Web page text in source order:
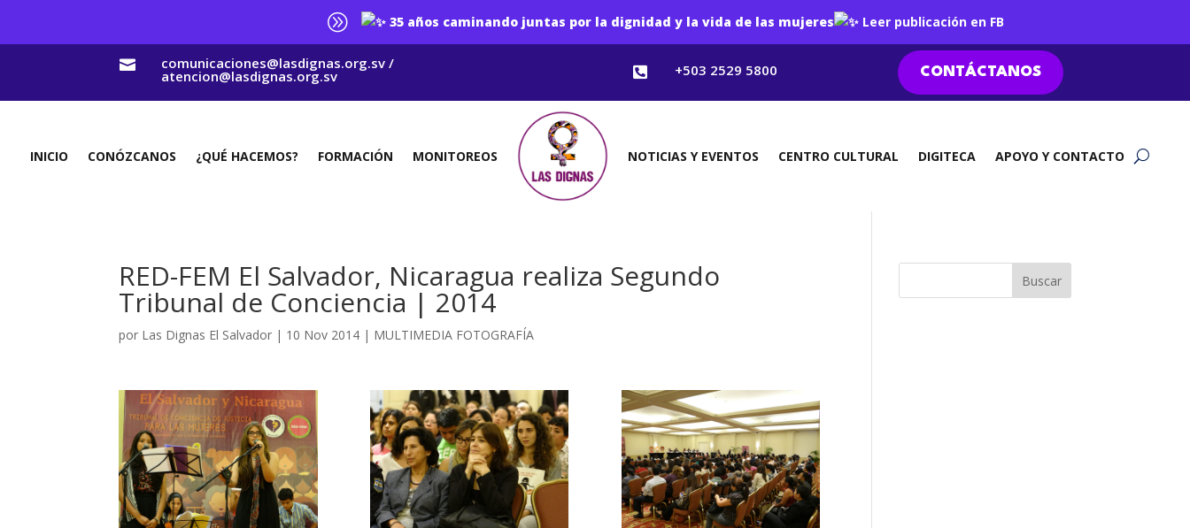
A 35 años caminando juntas por la dignidad y la vida de las mujeres Leer publicación en FB
 comunicaciones@lasdignas.org.sv /
atencion@lasdignas.org.sv  +503 2529 5800 CONTÁCTANOS
INICIO CONÓZCANOS ¿QUÉ HACEMOS? FORMACIÓN MONITOREOS NOTICIAS Y EVENTOS CENTRO CULTURAL DIGITECA APOYO Y CONTACTO
RED-FEM El Salvador, Nicaragua realiza Segundo
Tribunal de Conciencia | 2014
por Las Dignas El Salvador | 10 Nov 2014 | MULTIMEDIA FOTOGRAFÍA